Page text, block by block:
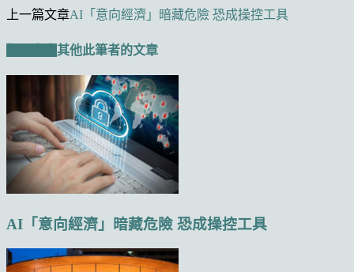
上一篇文章AI「意向經濟」暗藏危險 恐成操控工具
其他此筆者的文章
AI「意向經濟」暗藏危險 恐成操控工具